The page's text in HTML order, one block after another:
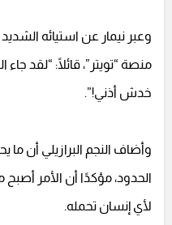
وعبر نيمار عن استيائه
منصة “تويتر”، قائلًا: “لقد
خدش أذني!”.
وأضاف النجم البرازيلي أن ما
الحدود، مؤكدًا أن الأمر أصبح
لأي إنسان تحمله.